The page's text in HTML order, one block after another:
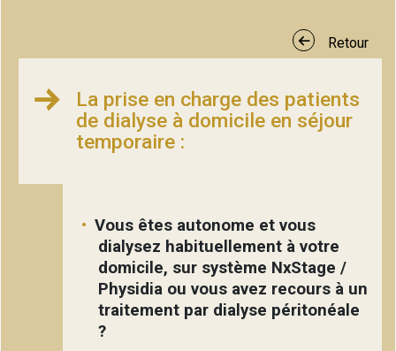
Retour
La prise en charge des patients
de dialyse à domicile en séjour
temporaire :
Vous êtes autonome et vous
dialysez habituellement à votre
domicile, sur système NxStage /
Physidia ou vous avez recours à un
traitement par dialyse péritonéale
?